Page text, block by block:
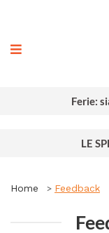
Ferie:
LE
Home Feedback